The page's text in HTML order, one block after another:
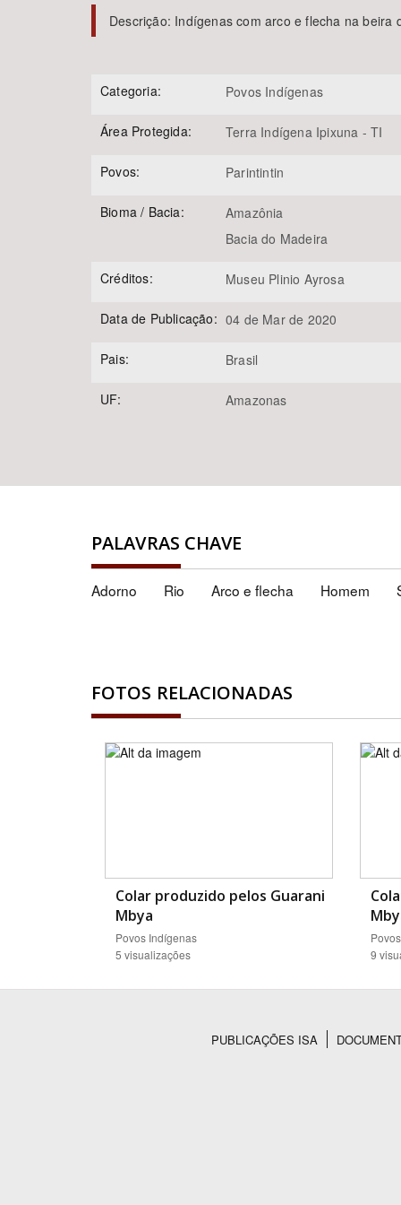
Área de Levantamento
Descrição: Indígenas com arco e flecha na beira
Categoria: Povos Indígenas
Área Protegida: Terra Indígena Ipixuna - TI
Povos: Parintintin
Bioma / Bacia:
Amazônia
Bacia do Madeira
Créditos: Museu Plinio Ayrosa
Data de Publicação: 04 de Mar de 2020
Pais: Brasil
UF: Amazonas
PALAVRAS CHAVE
Adorno Rio Arco e flecha Homem
FOTOS RELACIONADAS
Colar produzido pelos Guarani
Mbya
Povos Indígenas
5 visualizações
9
PUBLICAÇÕES ISA